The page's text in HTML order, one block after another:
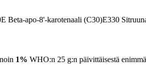
Beta-apo-8'-karotenaali (C30)E330
1% WHO:n 25 g:n päivittäisestä